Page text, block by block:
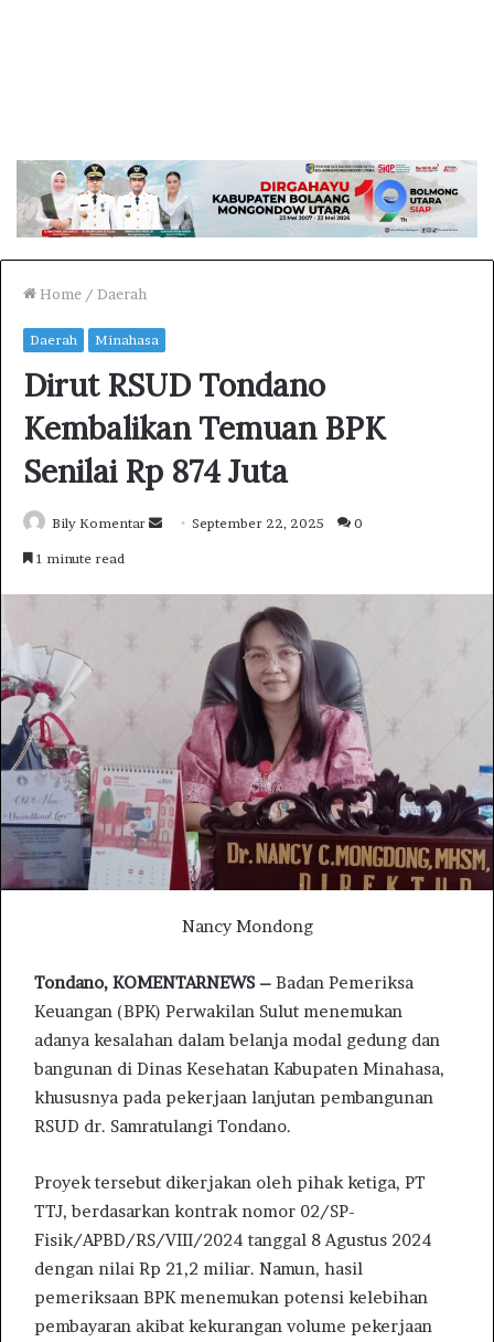
Home / Daerah
Daerah Minahasa
Dirut RSUD Tondano
Kembalikan Temuan BPK
Senilai Rp 874 Juta
Bily Komentar
l
September 22, 2025 0
1 minute read
Nancy Mondong
Tondano, KOMENTARNEWS – Badan Pemeriksa
Keuangan (BPK) Perwakilan Sulut menemukan
adanya kesalahan dalam belanja modal gedung dan
bangunan di Dinas Kesehatan Kabupaten Minahasa,
khususnya pada pekerjaan lanjutan pembangunan
RSUD dr. Samratulangi Tondano.
Proyek tersebut dikerjakan oleh pihak ketiga, PT
TTJ, berdasarkan kontrak nomor 02/SP-
Fisik/APBD/RS/VIII/2024 tanggal 8 Agustus 2024
dengan nilai Rp 21,2 miliar. Namun, hasil
pemeriksaan BPK menemukan potensi kelebihan
pembayaran akibat kekurangan volume pekerjaan